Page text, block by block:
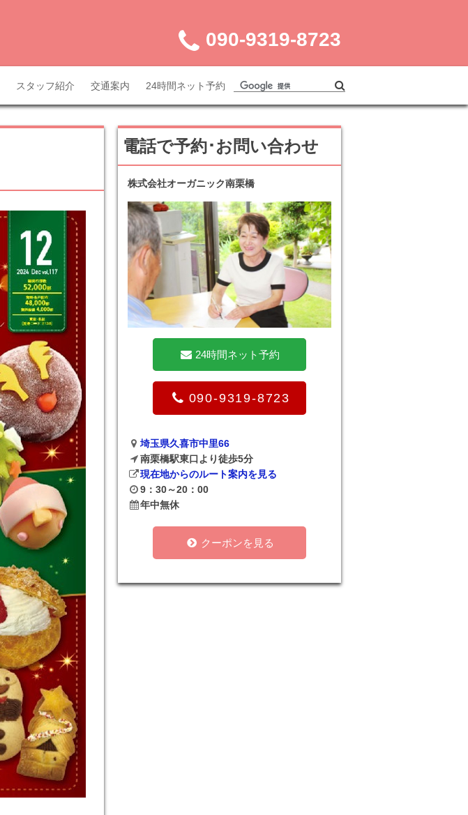
090-9319-8723
スタッフ紹介 交通案内 24時間ネット予約
電話で予約･お問い合わせ
株式会社オーガニック南栗橋
24時間ネット予約
090-9319-8723
埼玉県久喜市中里66
南栗橋駅東口より徒歩5分
現在地からのルート案内を見る
9：30～20：00
年中無休
クーポンを見る